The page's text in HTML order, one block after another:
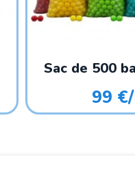
Sac de 500
99